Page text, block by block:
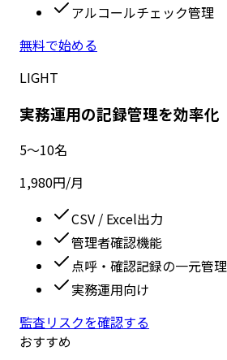
アルコールチェック管理
無料で始める
LIGHT
実務運用の記録管理を効率化
5〜10名
1,980円/月
CSV / Excel出力
管理者確認機能
点呼・確認記録の一元管理
実務運用向け
監査リスクを確認する
おすすめ